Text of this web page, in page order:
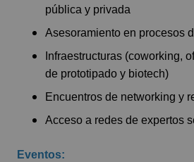
pública y privada
Asesoramiento en procesos
Infraestructuras (coworking,
de prototipado y biotech)
Encuentros de networking y
Acceso a redes de expertos
Eventos: